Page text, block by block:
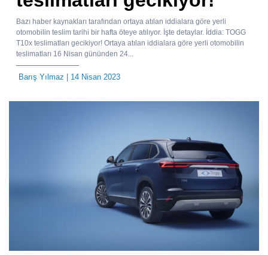
Bazı haber kaynakları tarafından ortaya atılan iddialara göre yerli
otomobilin teslim tarihi bir hafta öteye atılıyor. İşte detaylar. İddia: TOGG
T10x teslimatları gecikiyor! Ortaya atılan iddialara göre yerli otomobilin
teslimatları 16 Nisan gününden 24...
Barış Yılmaz | 14 Nisan 2023